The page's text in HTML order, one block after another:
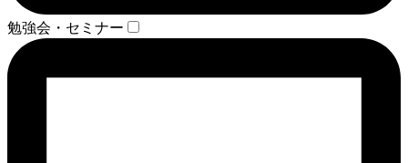
勉強会・セミナー